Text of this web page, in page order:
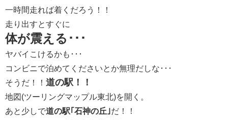
一時間走れば着くだろう！！
走り出すとすぐに
体が震える･･･
ヤバイこけるかも･･･
コンビニで泊めてくださいとか無理だしな･･･
そうだ！！ 道の駅！！
地図(ツーリングマップル東北)を開く。
あと少しで道の駅｢石神の丘｣だ！！